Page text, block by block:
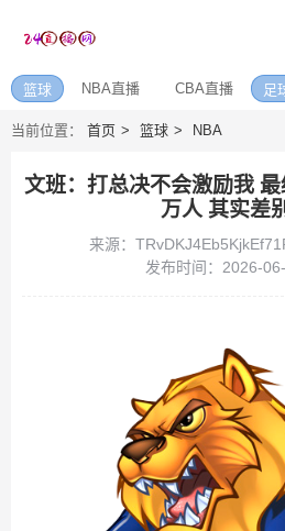
篮球 NBA直播 CBA直播 足
当前位置： 首页 篮球 NBA
文班：打总决不会激励我
万人 其实差
来源：
发布时间：2026-